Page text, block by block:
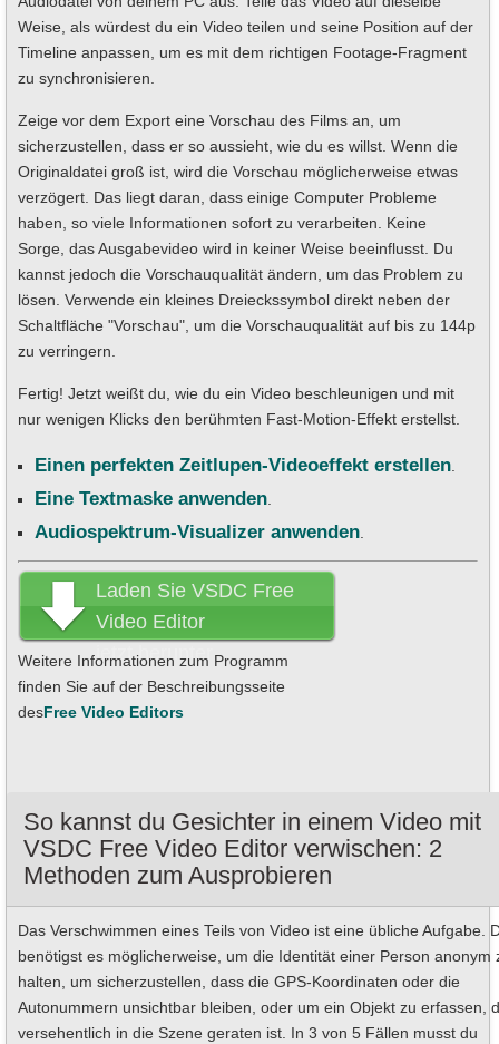
Weise, als würdest du ein Video teilen und seine Position auf der
Timeline anpassen, um es mit dem richtigen Footage-Fragment
zu synchronisieren.
Zeige vor dem Export eine Vorschau des Films an, um
sicherzustellen, dass er so aussieht, wie du es willst. Wenn die
Originaldatei groß ist, wird die Vorschau möglicherweise etwas
verzögert. Das liegt daran, dass einige Computer Probleme
haben, so viele Informationen sofort zu verarbeiten. Keine
Sorge, das Ausgabevideo wird in keiner Weise beeinflusst. Du
kannst jedoch die Vorschauqualität ändern, um das Problem zu
lösen. Verwende ein kleines Dreieckssymbol direkt neben der
Schaltfläche "Vorschau", um die Vorschauqualität auf bis zu 144p
zu verringern.
Fertig! Jetzt weißt du, wie du ein Video beschleunigen und mit
nur wenigen Klicks den berühmten Fast-Motion-Effekt erstellst.
Einen perfekten Zeitlupen-Videoeffekt erstellen.
Eine Textmaske anwenden.
Audiospektrum-Visualizer anwenden.
Laden Sie VSDC Free
Video Editor
jetzt herunter
Weitere Informationen zum Programm
finden Sie auf der Beschreibungsseite
desFree Video Editors
So kannst du Gesichter in einem Video mit
VSDC Free Video Editor verwischen: 2
Methoden zum Ausprobieren
Das Verschwimmen eines Teils von Video ist eine übliche Aufgabe.
benötigst es möglicherweise, um die Identität einer Person anonym
halten, um sicherzustellen, dass die GPS-Koordinaten oder die
Autonummern unsichtbar bleiben, oder um ein Objekt zu erfassen,
versehentlich in die Szene geraten ist. In 3 von 5 Fällen musst du